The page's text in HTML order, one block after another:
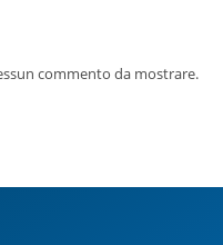
commento da mostrare.